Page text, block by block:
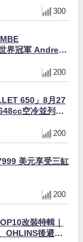
300
界冠軍 Andrea
200
650」8月27
空冷並列雙
200
美元享受三缸
200
改裝特輯｜
OHLINS後避